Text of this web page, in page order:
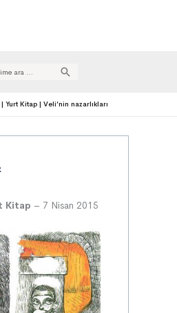
Yurt Kitap | Veli’nin nazarlıkları
Kitap – 7 Nisan 2015